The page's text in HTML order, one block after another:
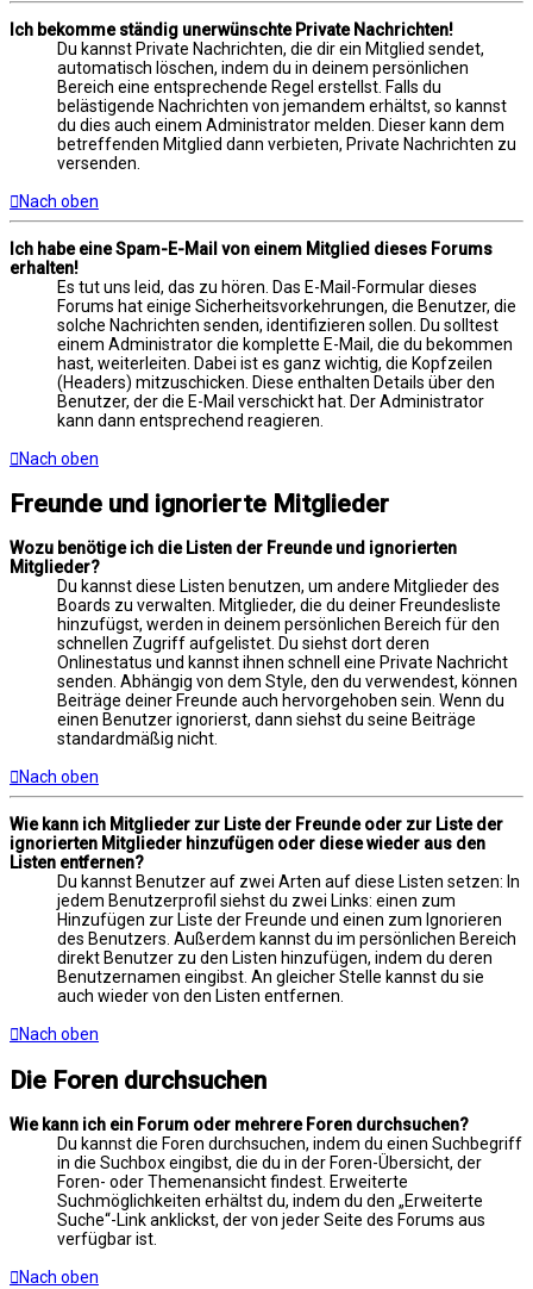
Ich bekomme ständig unerwünschte Private Nachrichten!
Du kannst Private Nachrichten, die dir ein Mitglied sendet,
automatisch löschen, indem du in deinem persönlichen
Bereich eine entsprechende Regel erstellst. Falls du
belästigende Nachrichten von jemandem erhältst, so kannst
du dies auch einem Administrator melden. Dieser kann dem
betreffenden Mitglied dann verbieten, Private Nachrichten zu
versenden.
Nach oben
Ich habe eine Spam-E-Mail von einem Mitglied dieses Forums
erhalten!
Es tut uns leid, das zu hören. Das E-Mail-Formular dieses
Forums hat einige Sicherheitsvorkehrungen, die Benutzer, die
solche Nachrichten senden, identifizieren sollen. Du solltest
einem Administrator die komplette E-Mail, die du bekommen
hast, weiterleiten. Dabei ist es ganz wichtig, die Kopfzeilen
(Headers) mitzuschicken. Diese enthalten Details über den
Benutzer, der die E-Mail verschickt hat. Der Administrator
kann dann entsprechend reagieren.
Nach oben
Freunde und ignorierte Mitglieder
Wozu benötige ich die Listen der Freunde und ignorierten
Mitglieder?
Du kannst diese Listen benutzen, um andere Mitglieder des
Boards zu verwalten. Mitglieder, die du deiner Freundesliste
hinzufügst, werden in deinem persönlichen Bereich für den
schnellen Zugriff aufgelistet. Du siehst dort deren
Onlinestatus und kannst ihnen schnell eine Private Nachricht
senden. Abhängig von dem Style, den du verwendest, können
Beiträge deiner Freunde auch hervorgehoben sein. Wenn du
einen Benutzer ignorierst, dann siehst du seine Beiträge
standardmäßig nicht.
Nach oben
Wie kann ich Mitglieder zur Liste der Freunde oder zur Liste der
ignorierten Mitglieder hinzufügen oder diese wieder aus den
Listen entfernen?
Du kannst Benutzer auf zwei Arten auf diese Listen setzen: In
jedem Benutzerprofil siehst du zwei Links: einen zum
Hinzufügen zur Liste der Freunde und einen zum Ignorieren
des Benutzers. Außerdem kannst du im persönlichen Bereich
direkt Benutzer zu den Listen hinzufügen, indem du deren
Benutzernamen eingibst. An gleicher Stelle kannst du sie
auch wieder von den Listen entfernen.
Nach oben
Die Foren durchsuchen
Wie kann ich ein Forum oder mehrere Foren durchsuchen?
Du kannst die Foren durchsuchen, indem du einen Suchbegriff
in die Suchbox eingibst, die du in der Foren-Übersicht, der
Foren- oder Themenansicht findest. Erweiterte
Suchmöglichkeiten erhältst du, indem du den „Erweiterte
Suche“-Link anklickst, der von jeder Seite des Forums aus
verfügbar ist.
Nach oben